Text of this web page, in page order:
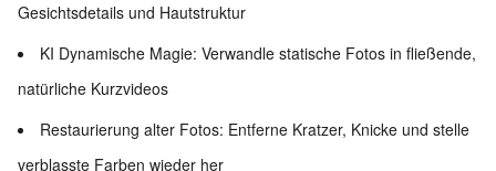
Gesichtsdetails und Hautstruktur
KI Dynamische Magie: Verwandle statische Fotos in fließende,
natürliche Kurzvideos
Restaurierung alter Fotos: Entferne Kratzer, Knicke und stelle
verblasste Farben wieder her